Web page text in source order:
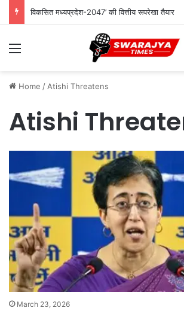
विकसित मध्यप्रदेश-2047’ की वित्तीय रूपरेखा तैयार
Menu
Home / Atishi Threatens
Atishi
March 23, 2026